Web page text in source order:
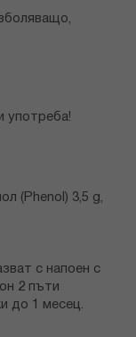
употреба!
(Phenol) 3,5 g,
с напоен с
2 пъти
до 1 месец.